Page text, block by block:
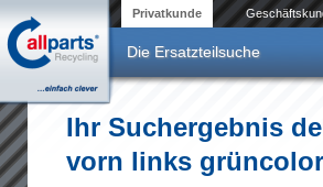
Privatkunde
Die Ersatzteilsuche
Ihr Suchergebnis
vorn links